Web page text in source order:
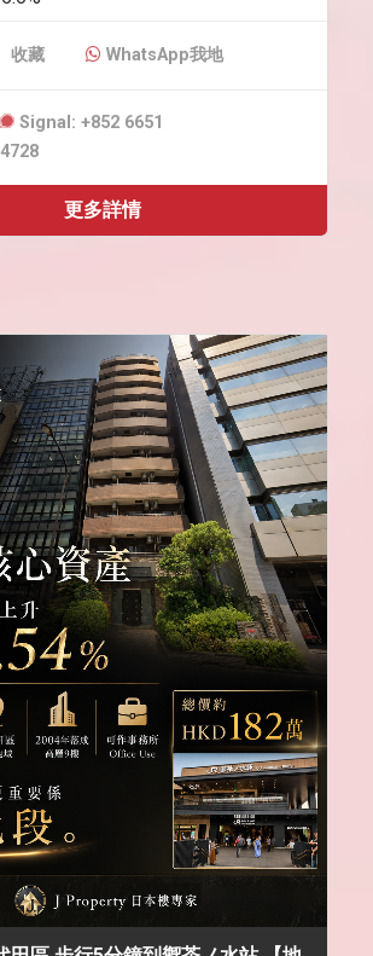
收藏 WhatsApp我地
Signal: +852 6651
4728
更多詳情